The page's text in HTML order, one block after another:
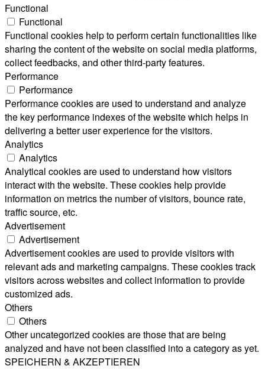
Functional
Functional
Functional cookies help to perform certain functionalities like
sharing the content of the website on social media platforms,
collect feedbacks, and other third-party features.
Performance
Performance
Performance cookies are used to understand and analyze
the key performance indexes of the website which helps in
delivering a better user experience for the visitors.
Analytics
Analytics
Analytical cookies are used to understand how visitors
interact with the website. These cookies help provide
information on metrics the number of visitors, bounce rate,
traffic source, etc.
Advertisement
Advertisement
Advertisement cookies are used to provide visitors with
relevant ads and marketing campaigns. These cookies track
visitors across websites and collect information to provide
customized ads.
Others
Others
Other uncategorized cookies are those that are being
analyzed and have not been classified into a category as yet.
SPEICHERN & AKZEPTIEREN